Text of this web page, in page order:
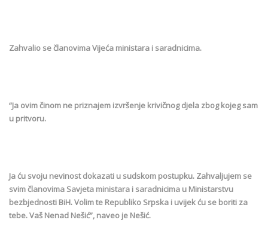
Zahvalio se članovima Vijeća ministara i saradnicima.
“Ja ovim činom ne priznajem izvršenje krivičnog djela zbog kojeg sam
u pritvoru.
Ja ću svoju nevinost dokazati u sudskom postupku. Zahvaljujem se
svim članovima Savjeta ministara i saradnicima u Ministarstvu
bezbjednosti BiH. Volim te Republiko Srpska i uvijek ću se boriti za
tebe. Vaš Nenad Nešić”, naveo je Nešić.